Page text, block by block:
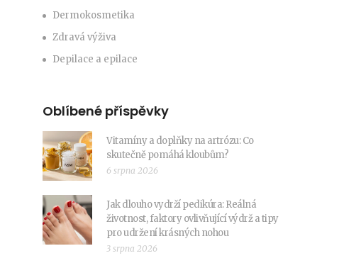
Dermokosmetika
Zdravá výživa
Depilace a epilace
Oblíbené příspěvky
Vitamíny a doplňky na artrózu: Co
skutečně pomáhá kloubům?
6 srpna 2026
Jak dlouho vydrží pedikúra: Reálná
životnost, faktory ovlivňující výdrž a tipy
pro udržení krásných nohou
3 srpna 2026